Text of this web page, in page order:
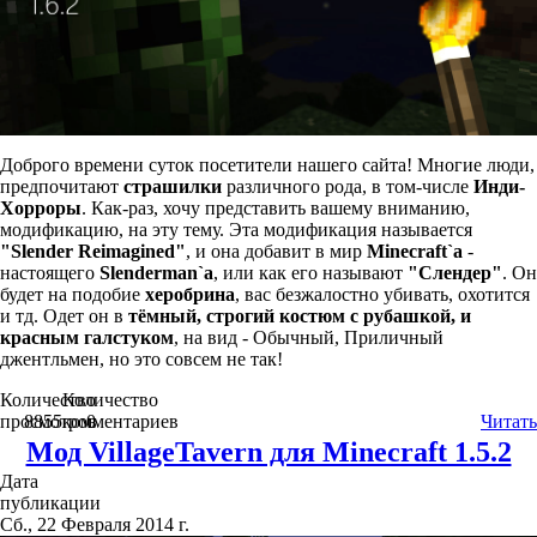
Доброго времени суток посетители нашего сайта! Многие люди,
предпочитают страшилки различного рода, в том-числе Инди-
Хорроры. Как-раз, хочу представить вашему вниманию,
модификацию, на эту тему. Эта модификация называется
"Slender Reimagined", и она добавит в мир Minecraft`a -
настоящего Slenderman`a, или как его называют "Слендер". Он
будет на подобие херобрина, вас безжалостно убивать, охотится
и тд. Одет он в тёмный, строгий костюм с рубашкой, и
красным галстуком, на вид - Обычный, Приличный
джентльмен, но это совсем не так!
Количество
просмотров
8855
Количество
комментариев
0 Читать
Мод VillageTavern для Minecraft 1.5.2
Дата
публикации
Сб., 22 Февраля 2014 г.